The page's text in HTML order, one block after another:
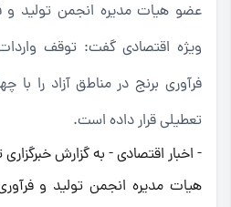
عضو هیات مدیره انجمن تولید و
ویژه اقتصادى گفت: توقف واردات
فرآوری برنج در مناطق آزاد را با
تعطیلی قرار داده است.
- اخبار اقتصادی - به گزارش
هیات مدیره انجمن تولید و